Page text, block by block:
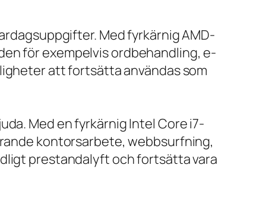
Med fyrkärnig AMD-
för exempelvis ordbehandling, e-
att fortsätta användas som
Med en fyrkärnig Intel Core i7-
kontorsarbete, webbsurfning,
prestandalyft och fortsätta vara